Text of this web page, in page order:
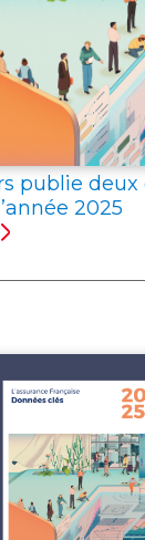
publie
2025